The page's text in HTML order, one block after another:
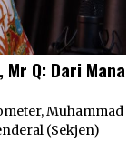
Q: Dari Mana
Muhammad
(Sekjen)